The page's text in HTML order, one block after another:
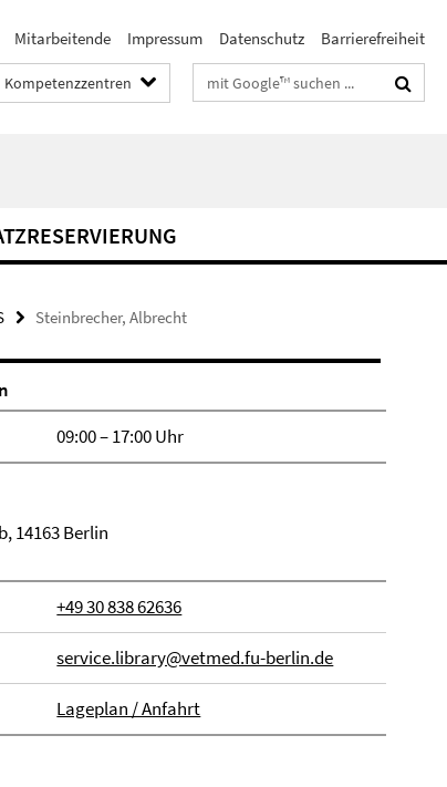
Mitarbeitende Impressum Datenschutz Barrierefreiheit
Kompetenzzentren Suchbegriffe
Steinbrecher, Albrecht
09:00 – 17:00 Uhr
14163 Berlin
+49 30 838 62636
service.library@vetmed.fu-berlin.de
Lageplan / Anfahrt